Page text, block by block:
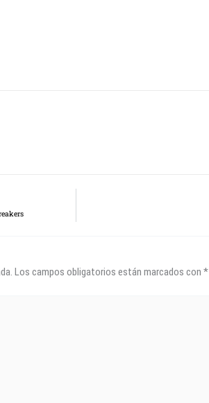
Los campos obligatorios están marcados con *